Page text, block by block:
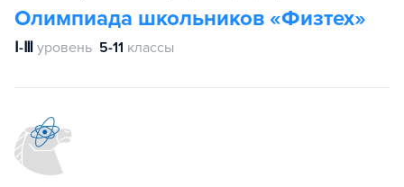
Олимпиада школьников «Физтех»
Ⅰ-Ⅲ уровень 5-11 классы